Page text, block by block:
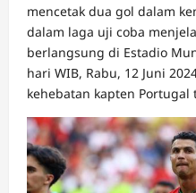
mencetak dua gol dalam
dalam laga uji coba
berlangsung di Estadio
hari WIB, Rabu, 12 Juni
kehebatan kapten Portugal